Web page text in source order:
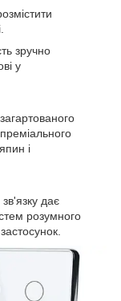
зручно
у
і
дає
розумного